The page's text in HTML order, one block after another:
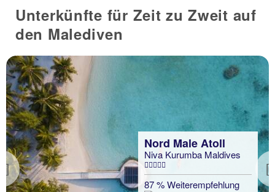
Unterkünfte für Zeit zu Zweit auf
den Malediven
Previous
Nord Male Atoll
Niva Kurumba Maldives
87 % Weiterempfehlung